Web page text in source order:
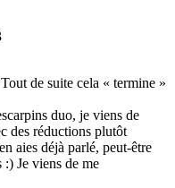
de suite cela « termine »
duo, je viens de
des réductions plutôt
aies déjà parlé, peut-être
:) Je viens de me